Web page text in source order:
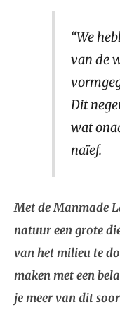
“We
van de
Dit
wat
naïef.
Met de Manmade
natuur een grote
van het milieu te
maken met een
je meer van dit